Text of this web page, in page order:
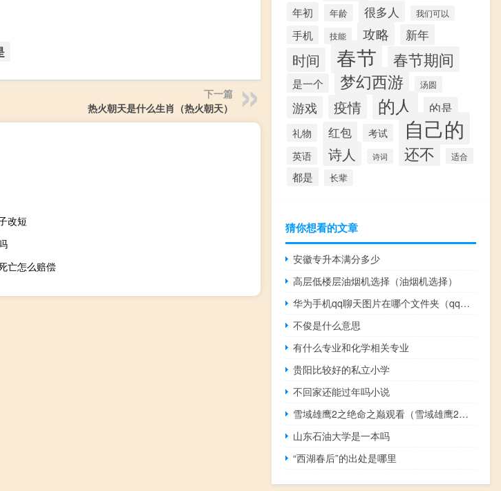
下一篇
热火朝天是什么生肖（热火朝天）
改短
亡怎么赔偿
年初 年龄 很多人 我们可以
手机 技能 攻略 新年
时间 春节 春节期间
是一个 梦幻西游 汤圆
游戏 疫情 的人 的是
礼物 红包 考试 自己的
英语 诗人 诗词 还不 适合
都是 长辈
猜你想看的文章
安徽专升本满分多少
高层低楼层油烟机选择（油烟机选择）
华为手机qq聊天图片在哪个文件夹（qq聊天图片在哪个文件夹）
不俊是什么意思
有什么专业和化学相关专业
贵阳比较好的私立小学
不回家还能过年吗小说
雪域雄鹰2之绝命之巅观看（雪域雄鹰2之绝命之巅）
山东石油大学是一本吗
“西湖春后”的出处是哪里